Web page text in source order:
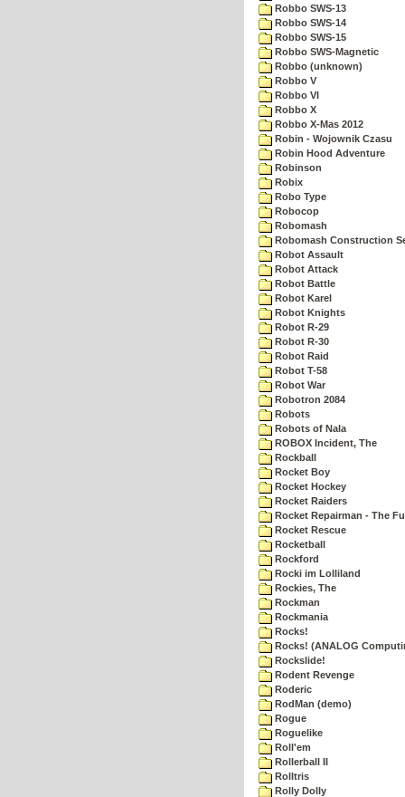
Robbo SWS-13
Robbo SWS-14
Robbo SWS-15
Robbo SWS-Magnetic
Robbo (unknown)
Robbo V
Robbo VI
Robbo X
Robbo X-Mas 2012
Robin - Wojownik Czasu
Robin Hood Adventure
Robinson
Robix
Robo Type
Robocop
Robomash
Robomash Construction
Robot Assault
Robot Attack
Robot Battle
Robot Karel
Robot Knights
Robot R-29
Robot R-30
Robot Raid
Robot T-58
Robot War
Robotron 2084
Robots
Robots of Nala
ROBOX Incident, The
Rockball
Rocket Boy
Rocket Hockey
Rocket Raiders
Rocket Repairman - The
Rocket Rescue
Rocketball
Rockford
Rocki im Lolliland
Rockies, The
Rockman
Rockmania
Rocks!
Rocks! (ANALOG
Rockslide!
Rodent Revenge
Roderic
RodMan (demo)
Rogue
Roguelike
Roll'em
Rollerball II
Rolltris
Rolly Dolly